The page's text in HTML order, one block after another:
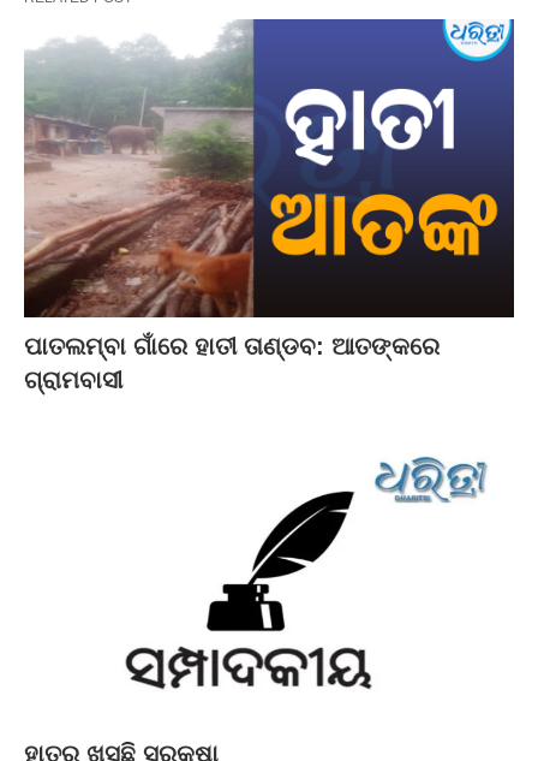
ପାତଲମ୍ବା ଗାଁରେ ହାତୀ ତାଣ୍ଡବ: ଆତଙ୍କରେ
ଗ୍ରାମବାସୀ
ହାତରୁ ଖସୁଛି ସୁରକ୍ଷା